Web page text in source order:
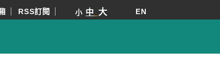
RSS訂閱 小 中 大 EN